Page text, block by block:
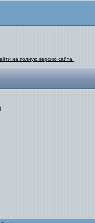
на полную версию сайта.